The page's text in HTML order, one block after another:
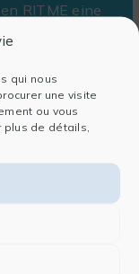
qui nous
une visite
ou vous
de détails,
RITME eine
ENTDECKEN